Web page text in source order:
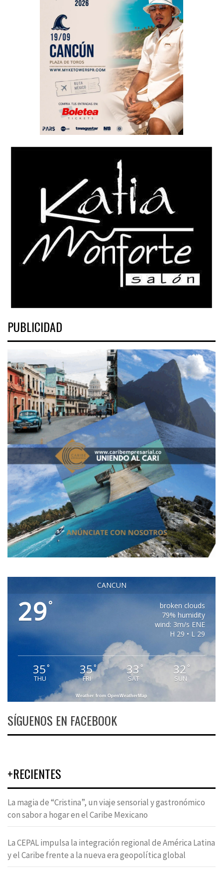
PUBLICIDAD
CANCUN
29°
broken clouds
79% humidity
wind: 3m/s ENE
H 29 • L 29
35°
THU
35°
FRI
33 °
SAT
32 °
SUN
Weather from OpenWeatherMap
SÍGUENOS EN FACEBOOK
+RECIENTES
La magia de “Cristina”, un viaje sensorial y gastronómico
con sabor a hogar en el Caribe Mexicano
La CEPAL impulsa la integración regional de América Latina
y el Caribe frente a la nueva era geopolítica global